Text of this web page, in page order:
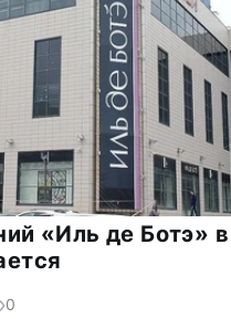
«Иль де Ботэ»
0